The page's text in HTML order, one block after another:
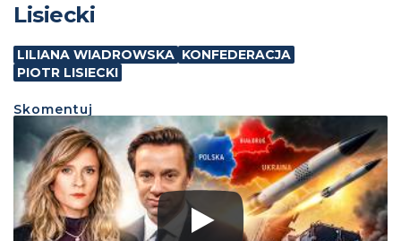
Lisiecki
LILIANA WIADROWSKA KONFEDERACJA
PIOTR LISIECKI
Skomentuj